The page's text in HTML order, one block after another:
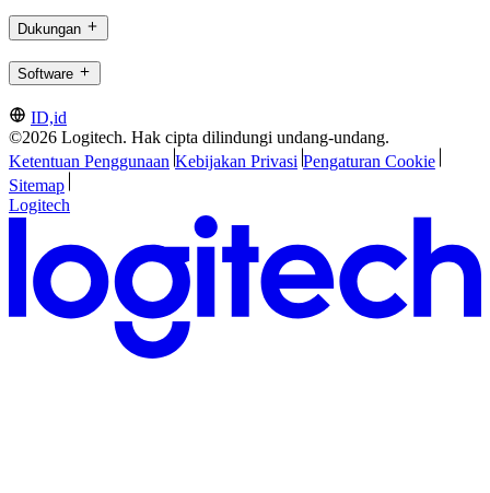
Dukungan
Software
ID,id
©2026 Logitech. Hak cipta dilindungi undang-undang.
Ketentuan Penggunaan Kebijakan Privasi Pengaturan Cookie
Sitemap
Logitech